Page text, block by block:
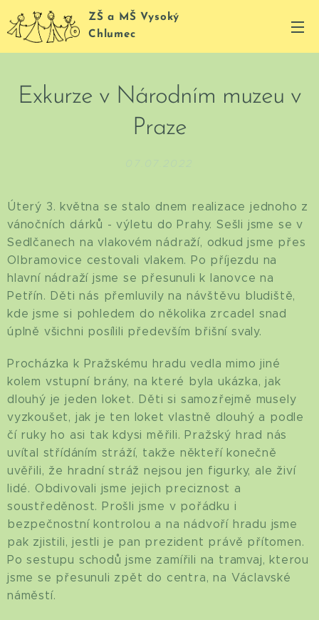
ZŠ a MŠ Vysoký
Chlumec
Exkurze v Národním muzeu v
Praze
Úterý 3. května se stalo dnem realizace jednoho z
vánočních dárků - výletu do Prahy. Sešli jsme se v
Sedlčanech na vlakovém nádraží, odkud jsme přes
Olbramovice cestovali vlakem. Po příjezdu na
hlavní nádraží jsme se přesunuli k lanovce na
Petřín. Děti nás přemluvily na návštěvu bludiště,
kde jsme si pohledem do několika zrcadel snad
úplně všichni posílili především břišní svaly.
Procházka k Pražskému hradu vedla mimo jiné
kolem vstupní brány, na které byla ukázka, jak
dlouhý je jeden loket. Děti si samozřejmě musely
vyzkoušet, jak je ten loket vlastně dlouhý a podle
čí ruky ho asi tak kdysi měřili. Pražský hrad nás
uvítal střídáním stráží, takže někteří konečně
uvěřili, že hradní stráž nejsou jen figurky, ale živí
lidé. Obdivovali jsme jejich preciznost a
soustředěnost. Prošli jsme v pořádku i
bezpečnostní kontrolou a na nádvoří hradu jsme
pak zjistili, jestli je pan prezident právě přítomen.
Po sestupu schodů jsme zamířili na tramvaj, kterou
jsme se přesunuli zpět do centra, na Václavské
náměstí.